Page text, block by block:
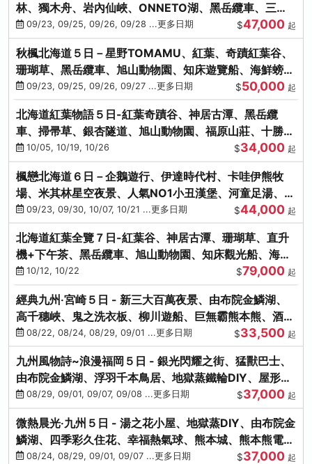
林、獨木舟、岩內仙峽、ONNETO湖、黑岳纜車、三國
峠、豐平峽、螃蟹溫泉
09/23, 09/25, 09/26, 09/28 ...更多日期 $47,000 起
秋楓北海道５日－星野TOMAMU、紅葉、奇蹟紅葉谷、
珊瑚草、黑岳纜車、旭山動物園、知床遊覽船、海鮮螃蟹
和牛吃到飽
09/23, 09/25, 09/26, 09/27 ...更多日期 $50,000 起
北海道紅葉物語５日-紅葉奇蹟谷、神居古潭、黑岳纜
車、掃帚草、銀杏隧道、旭山動物園、福原山莊、十勝牧
場、冰的美術館
10/05, 10/19, 10/26 $34,000 起
楓戀北海道６日－企鵝遊行、伊達時代村、卡哇伊熊牧
場、米其林星空夜景、人氣NO1小丑漢堡、河童足湯、奇
幻燈遊步道、洞爺花火
09/23, 09/30, 10/07, 10/21 ...更多日期 $44,000 起
北海道紅葉全覽７日-紅葉谷、神居古潭、珊瑚草、直升
機+下午茶、黑岳纜車、旭山動物園、知床觀光船、海膽
涮涮鍋(不進免稅店)
10/12, 10/22 $79,000 起
經典九州‧宮崎５日 - 新三大百萬夜景、由布院金鱗湖、
高千穗峽、鬼之洗衣板、柳川遊船、巨無霸熊本熊、酒造
見學試飲
08/22, 08/24, 08/29, 09/01 ...更多日期 $33,500 起
九州風物詩~浪漫福岡５日 - 銀光閃耀之街、猛獸巴士、
由布院金鱗湖、浮羽千本鳥居、地獄蒸鐵輪DIY、屋形船
晚宴、鸕鶿捕魚
08/29, 09/01, 09/07, 09/08 ...更多日期 $37,000 起
微熱晨光‧九州５日 - 湯之花小屋、地獄蒸DIY、由布院金
鱗湖、四季彩久住花、幸福熱氣球、熊本城、熊本熊電
鐵、螃蟹吃到飽
08/24, 08/29, 09/01, 09/07 ...更多日期 $37,000 起